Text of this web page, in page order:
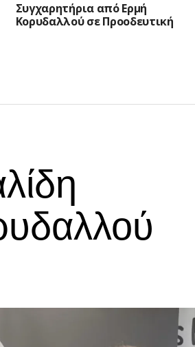
Συγχαρητήρια από Ερμή
Κορυδαλλού σε Προοδευτική